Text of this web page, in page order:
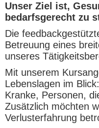
Unser Ziel ist,
bedarfsgerecht zu
Die
Betreuung eines
unseres
Mit unserem
Lebenslagen im
Kranke, Personen,
Zusätzlich möchten
Verlusterfahrung